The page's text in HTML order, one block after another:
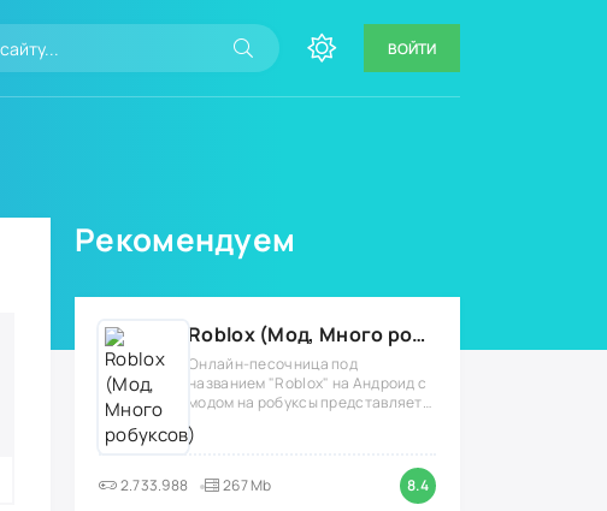
ВОЙТИ
Рекомендуем
Roblox (Мод, Много робуксов)
Онлайн-песочница под
названием "Roblox" на Андроид с
модом на робуксы представляет
собой
2.733.988 267 Mb 8.4